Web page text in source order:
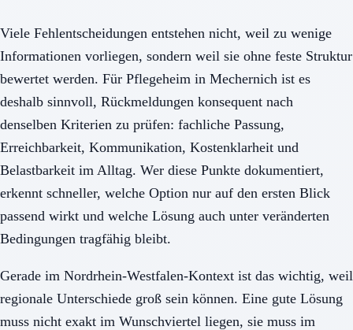
Viele Fehlentscheidungen entstehen nicht, weil zu wenige
Informationen vorliegen, sondern weil sie ohne feste Struktur
bewertet werden. Für Pflegeheim in Mechernich ist es
deshalb sinnvoll, Rückmeldungen konsequent nach
denselben Kriterien zu prüfen: fachliche Passung,
Erreichbarkeit, Kommunikation, Kostenklarheit und
Belastbarkeit im Alltag. Wer diese Punkte dokumentiert,
erkennt schneller, welche Option nur auf den ersten Blick
passend wirkt und welche Lösung auch unter veränderten
Bedingungen tragfähig bleibt.
Gerade im Nordrhein-Westfalen-Kontext ist das wichtig, weil
regionale Unterschiede groß sein können. Eine gute Lösung
muss nicht exakt im Wunschviertel liegen, sie muss im